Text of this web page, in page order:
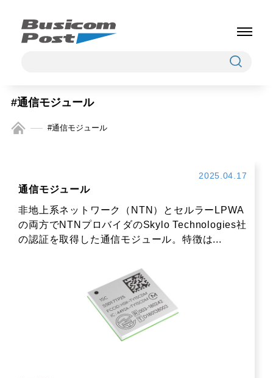
#通信モジュール
#通信モジュール
2025.04.17
通信モジュール
非地上系ネットワーク（NTN）とセルラーLPWA
の両方でNTNプロバイダのSkylo Technologies社
の認証を取得した通信モジュール。特徴は...